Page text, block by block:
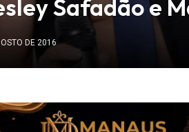
Safadão e
DE 2016